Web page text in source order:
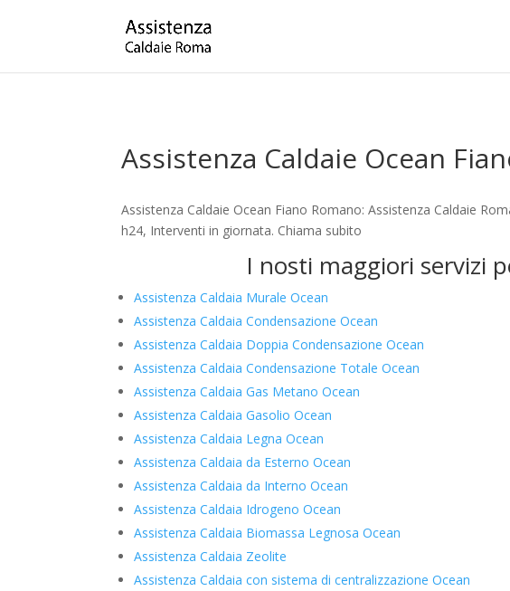
Assistenza Caldaie Ocean
Assistenza Caldaie Ocean Fiano Romano: Assistenza Caldaie
h24, Interventi in giornata. Chiama subito
I nosti maggiori servizi
Assistenza Caldaia Murale Ocean
Assistenza Caldaia Condensazione Ocean
Assistenza Caldaia Doppia Condensazione Ocean
Assistenza Caldaia Condensazione Totale Ocean
Assistenza Caldaia Gas Metano Ocean
Assistenza Caldaia Gasolio Ocean
Assistenza Caldaia Legna Ocean
Assistenza Caldaia da Esterno Ocean
Assistenza Caldaia da Interno Ocean
Assistenza Caldaia Idrogeno Ocean
Assistenza Caldaia Biomassa Legnosa Ocean
Assistenza Caldaia Zeolite
Assistenza Caldaia con sistema di centralizzazione Ocean